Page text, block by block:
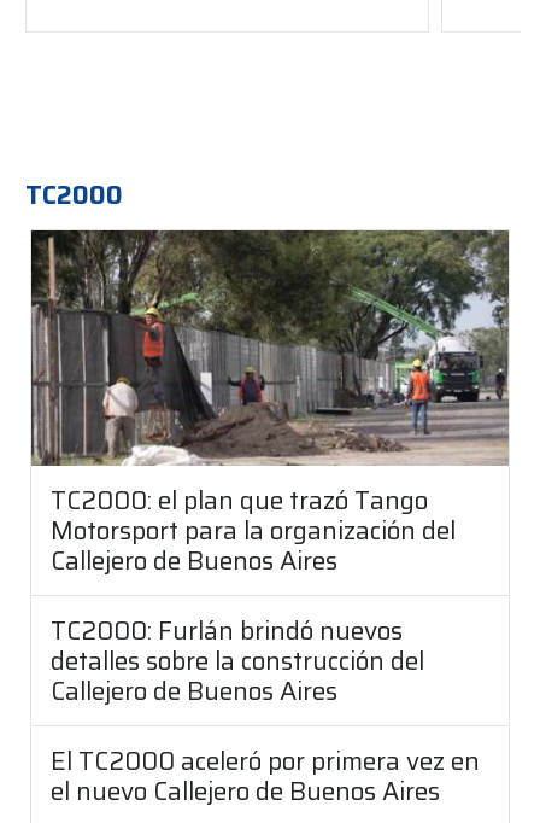
TC2000
TC2000: el plan que trazó Tango
Motorsport para la organización del
Callejero de Buenos Aires
TC2000: Furlán brindó nuevos
detalles sobre la construcción del
Callejero de Buenos Aires
El TC2000 aceleró por primera vez en
el nuevo Callejero de Buenos Aires